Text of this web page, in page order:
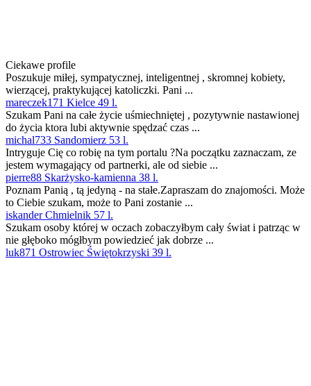
Ciekawe profile
Poszukuje miłej, sympatycznej, inteligentnej , skromnej kobiety,
wierzącej, praktykującej katoliczki. Pani ...
mareczek171 Kielce 49 l.
Szukam Pani na całe życie uśmiechniętej , pozytywnie nastawionej
do życia ktora lubi aktywnie spędzać czas ...
michal733 Sandomierz 53 l.
Intryguje Cię co robię na tym portalu ?Na początku zaznaczam, ze
jestem wymagający od partnerki, ale od siebie ...
pierre88 Skarżysko-kamienna 38 l.
Poznam Panią , tą jedyną - na stałe.Zapraszam do znajomości. Może
to Ciebie szukam, może to Pani zostanie ...
iskander Chmielnik 57 l.
Szukam osoby której w oczach zobaczyłbym cały świat i patrząc w
nie głęboko mógłbym powiedzieć jak dobrze ...
luk871 Ostrowiec Świętokrzyski 39 l.